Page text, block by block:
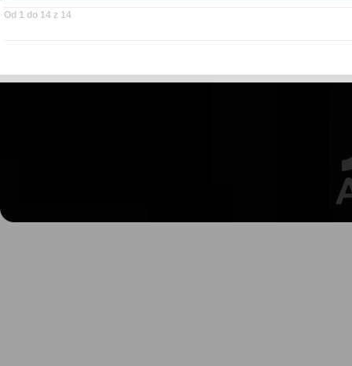
Od 1 do 14 z 14